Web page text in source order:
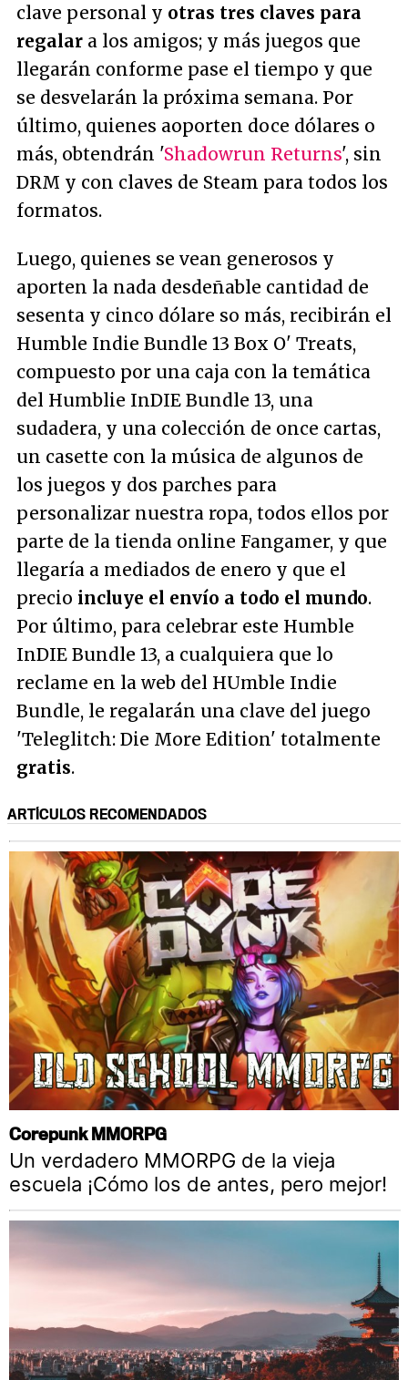
clave personal y otras tres claves para
regalar a los amigos; y más juegos que
llegarán conforme pase el tiempo y que
se desvelarán la próxima semana. Por
último, quienes aoporten doce dólares o
más, obtendrán 'Shadowrun Returns', sin
DRM y con claves de Steam para todos los
formatos.
Luego, quienes se vean generosos y
aporten la nada desdeñable cantidad de
sesenta y cinco dólare so más, recibirán el
Humble Indie Bundle 13 Box O' Treats,
compuesto por una caja con la temática
del Humblie InDIE Bundle 13, una
sudadera, y una colección de once cartas,
un casette con la música de algunos de
los juegos y dos parches para
personalizar nuestra ropa, todos ellos por
parte de la tienda online Fangamer, y que
llegaría a mediados de enero y que el
precio incluye el envío a todo el mundo.
Por último, para celebrar este Humble
InDIE Bundle 13, a cualquiera que lo
reclame en la web del HUmble Indie
Bundle, le regalarán una clave del juego
'Teleglitch: Die More Edition' totalmente
gratis.
ARTÍCULOS RECOMENDADOS
Corepunk MMORPG
Un verdadero MMORPG de la vieja
escuela ¡Cómo los de antes, pero mejor!